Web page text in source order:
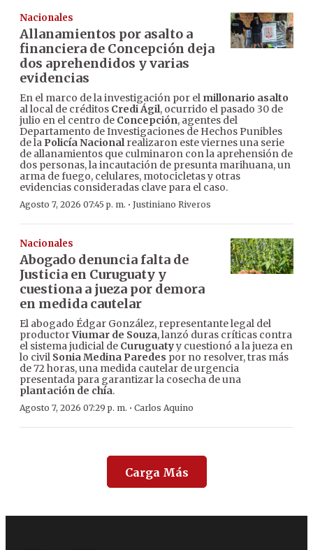
Nacionales
Allanamientos por asalto a
financiera de Concepción deja
dos aprehendidos y varias
evidencias
En el marco de la investigación por el millonario asalto
al local de créditos Credi Ágil, ocurrido el pasado 30 de
julio en el centro de Concepción, agentes del
Departamento de Investigaciones de Hechos Punibles
de la Policía Nacionalrealizaron este viernes una serie
de allanamientos que culminaron con la aprehensión de
dos personas, la incautación de presunta marihuana, un
arma de fuego, celulares, motocicletas y otras
evidencias consideradas clave para el caso.
Agosto 7, 2026 07:45 p. m. · Justiniano Riveros
Nacionales
Abogado denuncia falta de
Justicia en Curuguaty y
cuestiona a jueza por demora
en medida cautelar
El abogado Édgar González, representante legal del
productorViumar de Souza, lanzó duras críticas contra
el sistema judicial de Curuguatyy cuestionó a la jueza en
lo civil Sonia Medina Paredes por no resolver, tras más
de 72 horas, una medida cautelar de urgencia
presentada para garantizar la cosecha de una
plantación de chía.
Agosto 7, 2026 07:29 p. m. · Carlos Aquino
Carga Más